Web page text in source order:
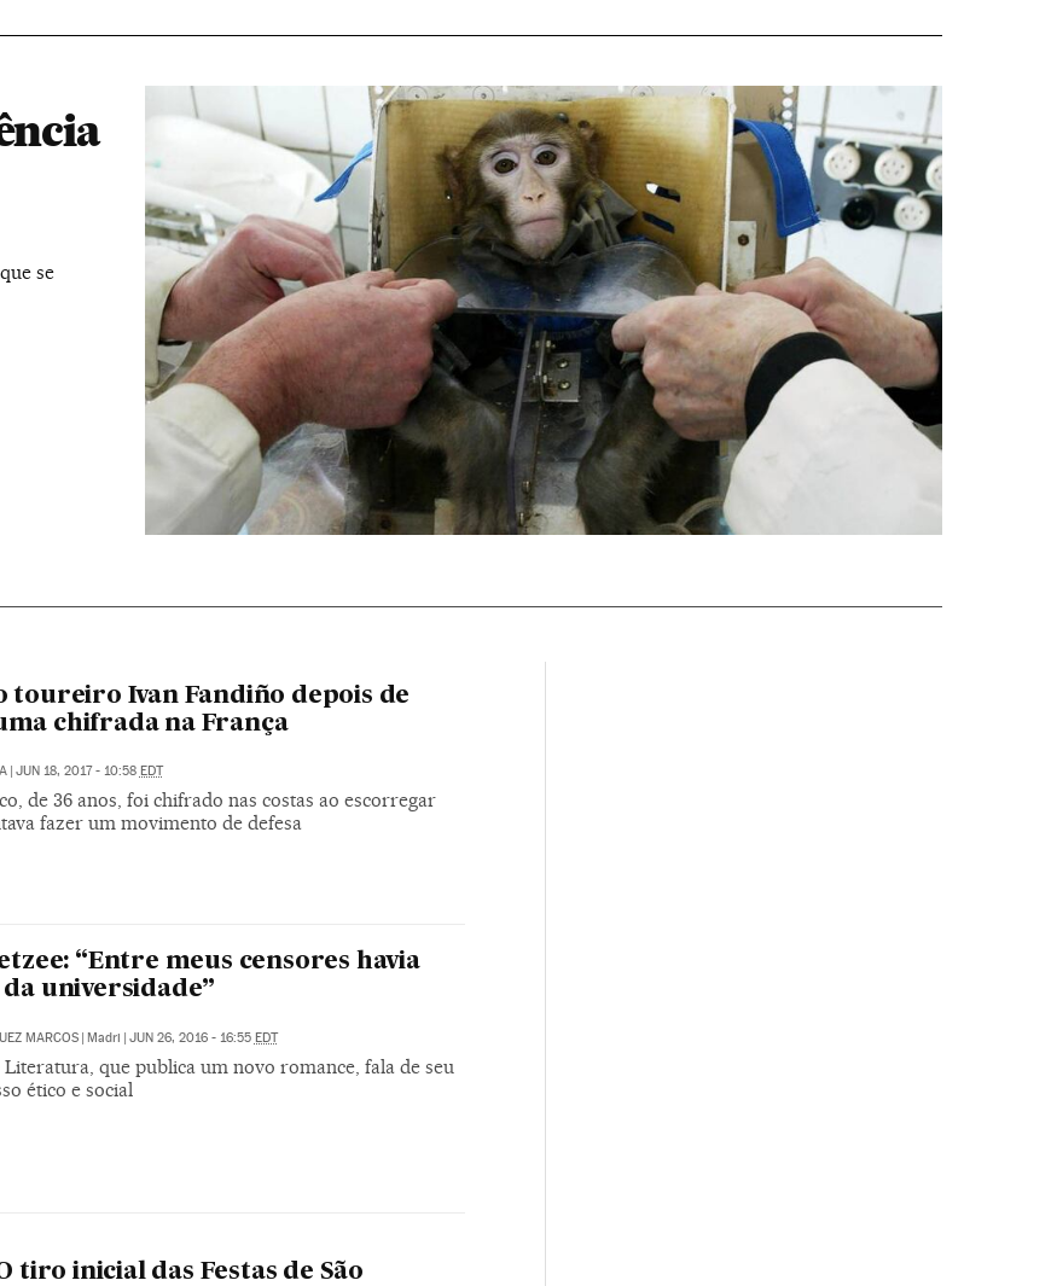
se
toureiro Ivan Fandiño depois de
chifrada na França
| JUN 18, 2017 - 10:58 EDT
de 36 anos, foi chifrado nas costas ao escorregar
fazer um movimento de defesa
“Entre meus censores havia
da universidade”
MARCOS | Madri | JUN 26, 2016 - 16:55 EDT
Literatura, que publica um novo romance, fala de seu
ético e social
tiro inicial das Festas de São